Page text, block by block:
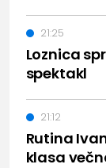
Loznica
spektakl
21:25
Rutina
klasa
21:12